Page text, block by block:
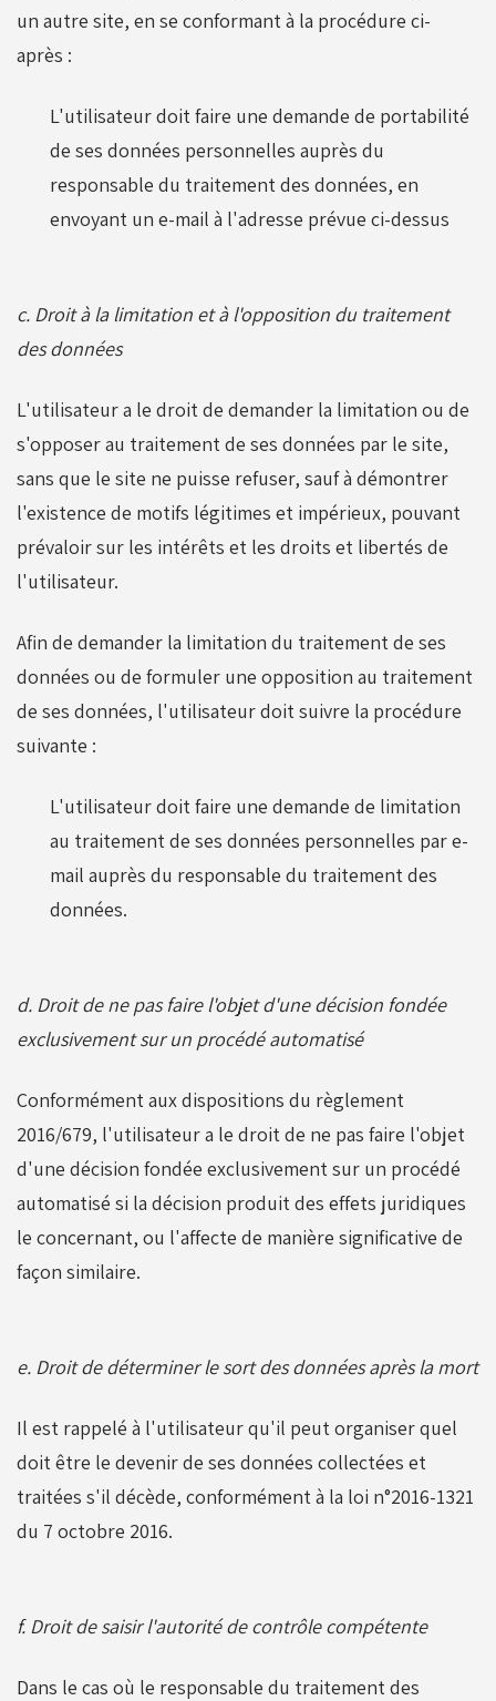
un autre site, en se conformant à la procédure ci-
après :
L'utilisateur doit faire une demande de portabilité
de ses données personnelles auprès du
responsable du traitement des données, en
envoyant un e-mail à l'adresse prévue ci-dessus
c. Droit à la limitation et à l'opposition du traitement
des données
L'utilisateur a le droit de demander la limitation ou de
s'opposer au traitement de ses données par le site,
sans que le site ne puisse refuser, sauf à démontrer
l'existence de motifs légitimes et impérieux, pouvant
prévaloir sur les intérêts et les droits et libertés de
l'utilisateur.
Afin de demander la limitation du traitement de ses
données ou de formuler une opposition au traitement
de ses données, l'utilisateur doit suivre la procédure
suivante :
L'utilisateur doit faire une demande de limitation
au traitement de ses données personnelles par e-
mail auprès du responsable du traitement des
données.
d. Droit de ne pas faire l'objet d'une décision fondée
exclusivement sur un procédé automatisé
Conformément aux dispositions du règlement
2016/679, l'utilisateur a le droit de ne pas faire l'objet
d'une décision fondée exclusivement sur un procédé
automatisé si la décision produit des effets juridiques
le concernant, ou l'affecte de manière significative de
façon similaire.
e. Droit de déterminer le sort des données après la mort
Il est rappelé à l'utilisateur qu'il peut organiser quel
doit être le devenir de ses données collectées et
traitées s'il décède, conformément à la loi n°2016-1321
du 7 octobre 2016.
f. Droit de saisir l'autorité de contrôle compétente
Dans le cas où le responsable du traitement des